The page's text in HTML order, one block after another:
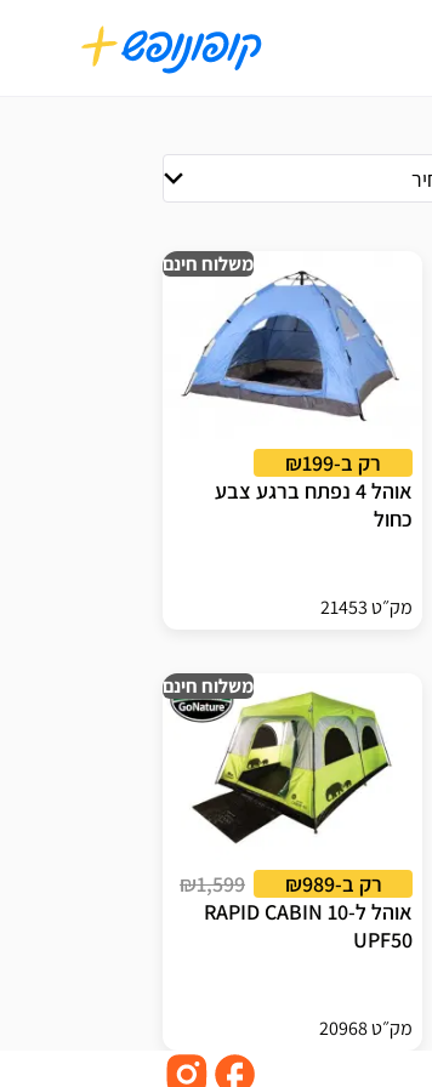
משלוח חינם
רק ב-₪199
אוהל 4 נפתח ברגע צבע
כחול
מק״ט 21453
משלוח חינם
רק ב-₪989
₪1,599
אוהל ל-10 RAPID CABIN
UPF50
מק״ט 20968